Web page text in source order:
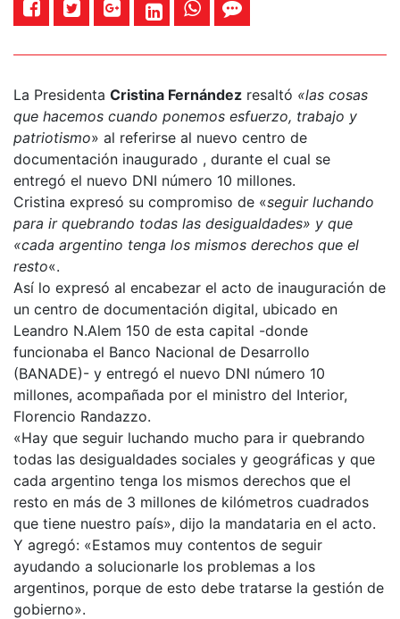
La Presidenta Cristina Fernández resaltó «las cosas
que hacemos cuando ponemos esfuerzo, trabajo y
patriotismo» al referirse al nuevo centro de
documentación inaugurado , durante el cual se
entregó el nuevo DNI número 10 millones.
Cristina expresó su compromiso de «seguir luchando
para ir quebrando todas las desigualdades» y que
«cada argentino tenga los mismos derechos que el
resto«.
Así lo expresó al encabezar el acto de inauguración de
un centro de documentación digital, ubicado en
Leandro N.Alem 150 de esta capital -donde
funcionaba el Banco Nacional de Desarrollo
(BANADE)- y entregó el nuevo DNI número 10
millones, acompañada por el ministro del Interior,
Florencio Randazzo.
«Hay que seguir luchando mucho para ir quebrando
todas las desigualdades sociales y geográficas y que
cada argentino tenga los mismos derechos que el
resto en más de 3 millones de kilómetros cuadrados
que tiene nuestro país», dijo la mandataria en el acto.
Y agregó: «Estamos muy contentos de seguir
ayudando a solucionarle los problemas a los
argentinos, porque de esto debe tratarse la gestión de
gobierno».